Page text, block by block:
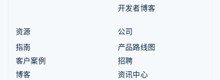
开发者博客
资源
指南
客户案例
博客
公司
产品路线图
招聘
资讯中心